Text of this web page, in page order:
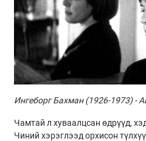
Ингеборг Бахман (1926-1973) -
Чамтай л хуваалцсан өдрүүд,
Чиний хэрэглээд орхисон